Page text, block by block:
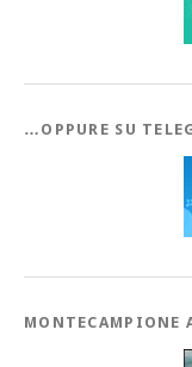
…OPPURE SU
MONTECAMPIONE